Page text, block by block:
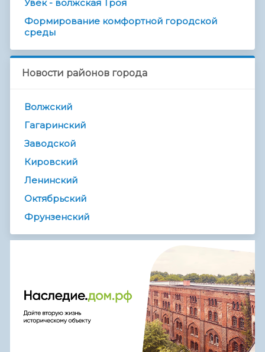
Увек - волжская Троя
Формирование комфортной городской
среды
Новости районов города
Волжский
Гагаринский
Заводской
Кировский
Ленинский
Октябрьский
Фрунзенский